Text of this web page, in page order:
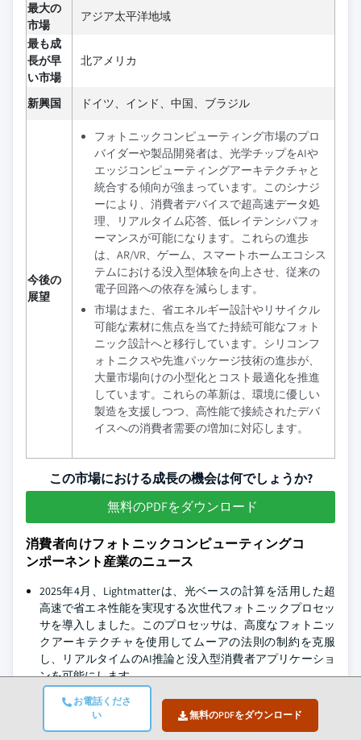
お電話くださ
い
無料のPDFをダウンロード
最大の
市場
アジア太平洋地域
最も成
長が早
い市場
北アメリカ
新興国 ドイツ、インド、中国、ブラジル
今後の
展望
フォトニックコンピューティング市場のプロ
バイダーや製品開発者は、光学チップをAIや
エッジコンピューティングアーキテクチャと
統合する傾向が強まっています。このシナジ
ーにより、消費者デバイスで超高速データ処
理、リアルタイム応答、低レイテンシパフォ
ーマンスが可能になります。これらの進歩
は、AR/VR、ゲーム、スマートホームエコシス
テムにおける没入型体験を向上させ、従来の
電子回路への依存を減らします。
市場はまた、省エネルギー設計やリサイクル
可能な素材に焦点を当てた持続可能なフォト
ニック設計へと移行しています。シリコンフ
ォトニクスや先進パッケージ技術の進歩が、
大量市場向けの小型化とコスト最適化を推進
しています。これらの革新は、環境に優しい
製造を支援しつつ、高性能で接続されたデバ
イスへの消費者需要の増加に対応します。
この市場における成長の機会は何でしょうか?
無料のPDFをダウンロード
消費者向けフォトニックコンピューティングコ
ンポーネント産業のニュース
2025年4月、Lightmatterは、光ベースの計算を活用した超
高速で省エネ性能を実現する次世代フォトニックプロセッ
サを導入しました。このプロセッサは、高度なフォトニッ
クアーキテクチャを使用してムーアの法則の制約を克服
し、リアルタイムのAI推論と没入型消費者アプリケーショ
ンを可能にします。
2025年3月、NVIDIAは、AIファクトリーを数百万のGPUにス
ケールアップするための共同パッケージ化光学技術を搭載
したSpectrum-XおよびQuantum-Xフォトニックネットワー